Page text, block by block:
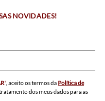
NOVIDADES!
, aceito os termos da Política de
dos meus dados para as